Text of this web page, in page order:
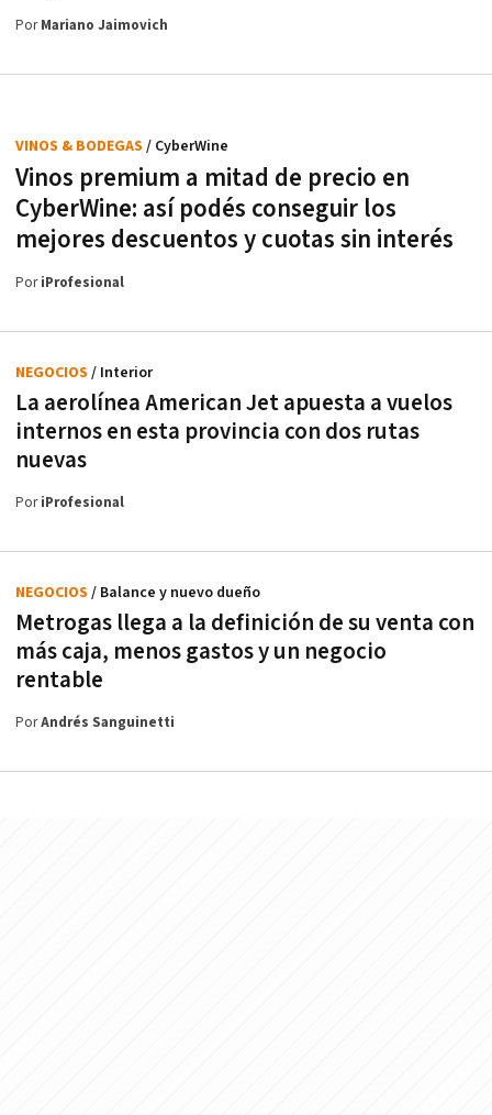
PorMariano Jaimovich
Vinos premium a mitad de precio en
CyberWine: así podés conseguir los
mejores descuentos y cuotas sin interés
VINOS & BODEGAS / CyberWine
PoriProfesional
La aerolínea American Jet apuesta a vuelos
internos en esta provincia con dos rutas
nuevas
NEGOCIOS / Interior
PoriProfesional
Metrogas llega a la definición de su venta con
más caja, menos gastos y un negocio
rentable
NEGOCIOS / Balance y nuevo dueño
PorAndrés Sanguinetti